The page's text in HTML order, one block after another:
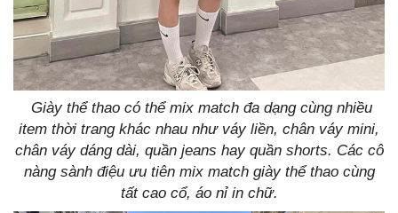
Giày thể thao có thể mix match đa dạng cùng nhiều
item thời trang khác nhau như váy liền, chân váy mini,
chân váy dáng dài, quần jeans hay quần shorts. Các cô
nàng sành điệu ưu tiên mix match giày thể thao cùng
tất cao cổ, áo nỉ in chữ.